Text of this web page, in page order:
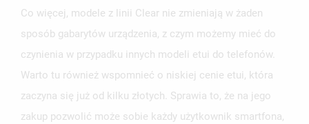
Co więcej, modele z linii Clear nie zmieniają w żaden
sposób gabarytów urządzenia, z czym możemy mieć do
czynienia w przypadku innych modeli etui do telefonów.
Warto tu również wspomnieć o niskiej cenie etui, która
zaczyna się już od kilku złotych. Sprawia to, że na jego
zakup pozwolić może sobie każdy użytkownik smartfona,